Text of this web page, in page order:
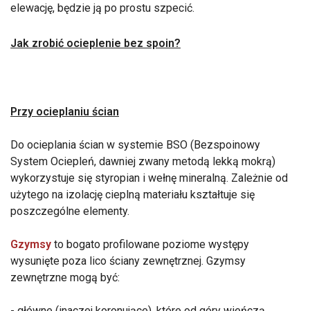
elewację, będzie ją po prostu szpecić.
Jak zrobić ocieplenie bez spoin?
Przy ocieplaniu ścian
Do ocieplania ścian w systemie BSO (Bezspoinowy
System Ociepleń, dawniej zwany metodą lekką mokrą)
wykorzystuje się styropian i wełnę mineralną. Zależnie od
użytego na izolację cieplną materiału kształtuje się
poszczególne elementy.
Gzymsy to bogato profilowane poziome występy
wysunięte poza lico ściany zewnętrznej. Gzymsy
zewnętrzne mogą być: